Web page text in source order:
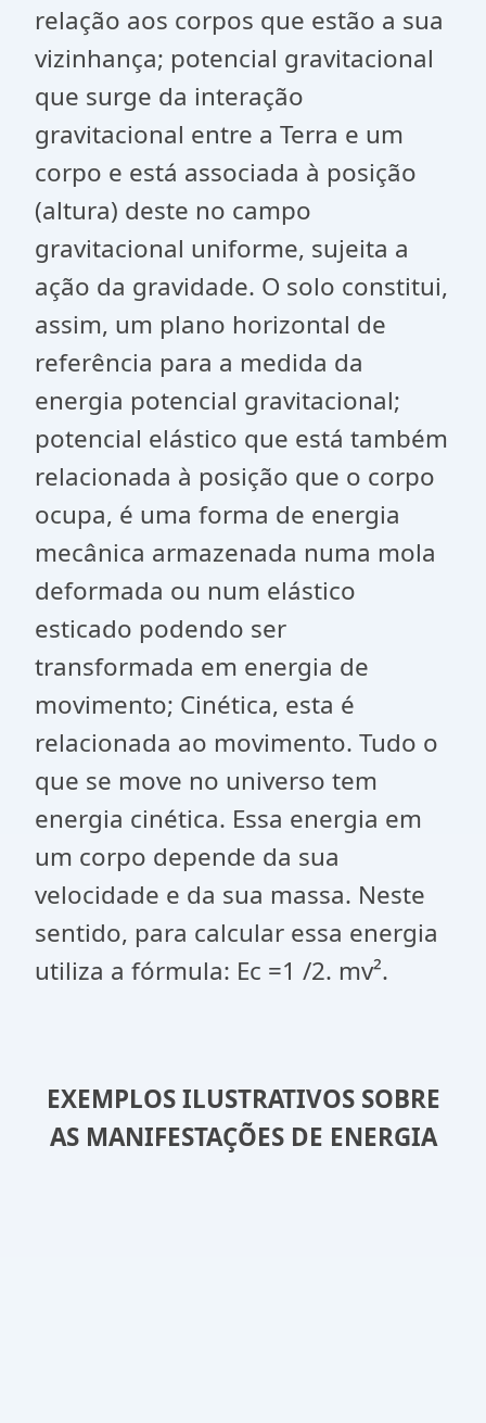
relação aos corpos que estão a sua
vizinhança; potencial gravitacional
que surge da interação
gravitacional entre a Terra e um
corpo e está associada à posição
(altura) deste no campo
gravitacional uniforme, sujeita a
ação da gravidade. O solo constitui,
assim, um plano horizontal de
referência para a medida da
energia potencial gravitacional;
potencial elástico que está também
relacionada à posição que o corpo
ocupa, é uma forma de energia
mecânica armazenada numa mola
deformada ou num elástico
esticado podendo ser
transformada em energia de
movimento; Cinética, esta é
relacionada ao movimento. Tudo o
que se move no universo tem
energia cinética. Essa energia em
um corpo depende da sua
velocidade e da sua massa. Neste
sentido, para calcular essa energia
utiliza a fórmula: Ec =1 /2. mv².
EXEMPLOS ILUSTRATIVOS SOBRE
AS MANIFESTAÇÕES DE ENERGIA